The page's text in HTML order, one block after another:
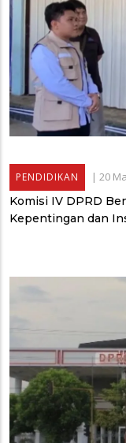
PENDIDIKAN | 20
Komisi IV DPRD
Kepentingan dan